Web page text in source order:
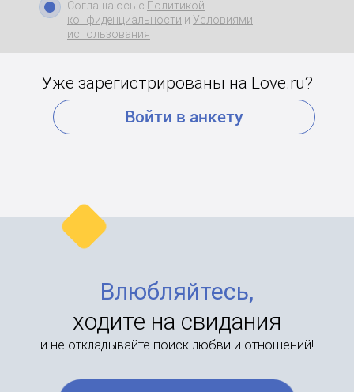
Соглашаюсь с Политикой
конфиденциальности и Условиями
использования
Уже зарегистрированы на Love.ru?
Войти в анкету
Влюбляйтесь,
ходите на свидания
и не откладывайте поиск любви и отношений!